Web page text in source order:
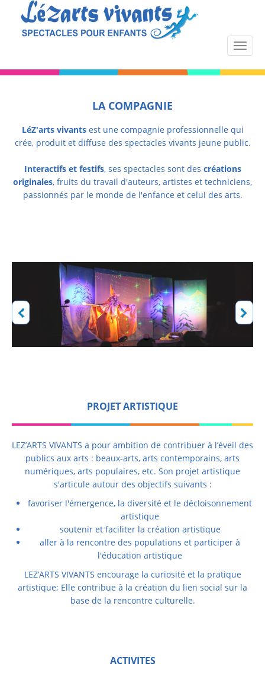
LA COMPAGNIE
LéZ'arts vivantsest une compagnie professionnelle qui
crée, produit et diffuse des spectacles vivants jeune public.
Interactifs et festifs, ses spectacles sont des créations
originales, fruits du travail d'auteurs, artistes et techniciens,
passionnés par le monde de l'enfance et celui des arts.
PROJET ARTISTIQUE
LEZ’ARTS VIVANTS a pour ambition de contribuer à l’éveil des
publics aux arts : beaux-arts, arts contemporains, arts
numériques, arts populaires, etc. Son projet artistique
s'articule autour des objectifs suivants :
favoriser l'émergence, la diversité et le décloisonnement
artistique
soutenir et faciliter la création artistique
aller à la rencontre des populations et participer à
l'éducation artistique
LEZ’ARTS VIVANTS encourage la curiosité et la pratique
artistique; Elle contribue à la création du lien social sur la
base de la rencontre culturelle.
ACTIVITES